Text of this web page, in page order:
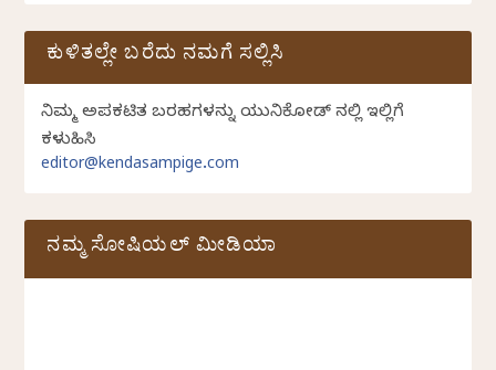
ಕುಳಿತಲ್ಲೇ ಬರೆದು ನಮಗೆ ಸಲ್ಲಿಸಿ
ನಿಮ್ಮ ಅಪ್ರಕಟಿತ ಬರಹಗಳನ್ನು ಯುನಿಕೋಡ್ ನಲ್ಲಿ ಇಲ್ಲಿಗೆ
ಕಳುಹಿಸಿ
editor@kendasampige.com
ನಮ್ಮ ಸೋಷಿಯಲ್‌ ಮೀಡಿಯಾ